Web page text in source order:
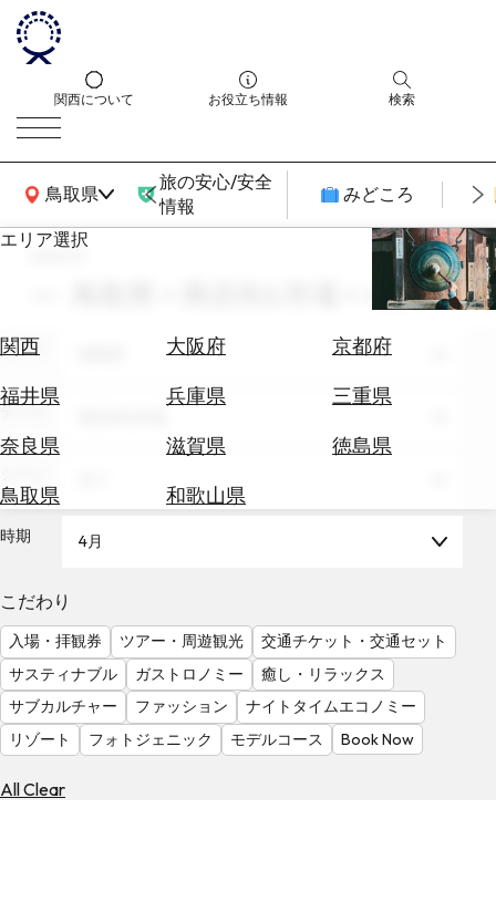
関西について お役立ち情報 検索
鳥取県
関西広域MAP
旅の安心/安全
情報
みどころ
エリア選択
関西 大阪府
京都府
福井県
兵庫県
三重県
奈良県
滋賀県
徳島県
鳥取県
和歌山県
エ
券
テ
を
調
べ
る
天
気
を
見
る
search
鳥取県 × 商店街&市場 × 4月
エリア
テーマ
時期 4月
こだわり
入場・拝観券 ツアー・周遊観光
交通チケット・交通セット
サスティナブル
ガストロノミー
癒し・リラックス
サブカルチャー
ファッション
ナイトタイムエコノミー
リゾート
フォトジェニック モデルコース Book Now
All Clear